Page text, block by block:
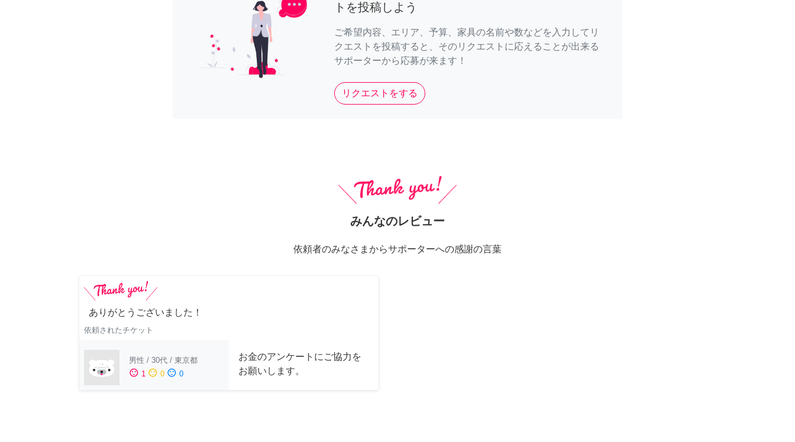
トを投稿しよう
ご希望内容、エリア、予算、家具の名前や数などを入力してリ
クエストを投稿すると、そのリクエストに応えることが出来る
サポーターから応募が来ます！
リクエストをする
みんなのレビュー
依頼者のみなさまからサポーターへの感謝の言葉
ありがとうございました！
依頼されたチケット
男性 / 30代 / 東京都
sentiment_satisfied 1 sentiment_neutral 0 sentiment_dissatisfied 0
お金のアンケートにご協力を
お願いします。